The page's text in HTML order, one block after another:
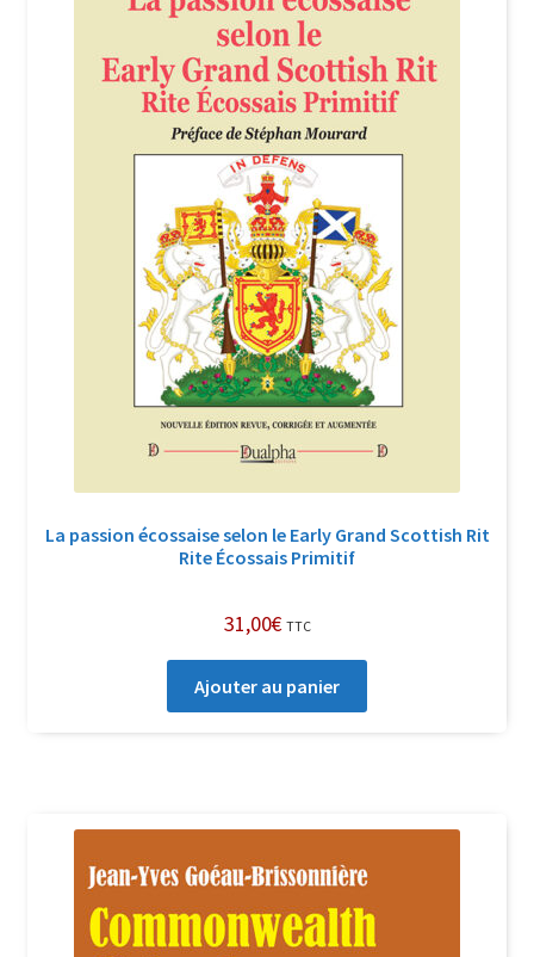
La passion écossaise selon le Early Grand Scottish Rit
Rite Écossais Primitif
31,00€ TTC
Ajouter au panier